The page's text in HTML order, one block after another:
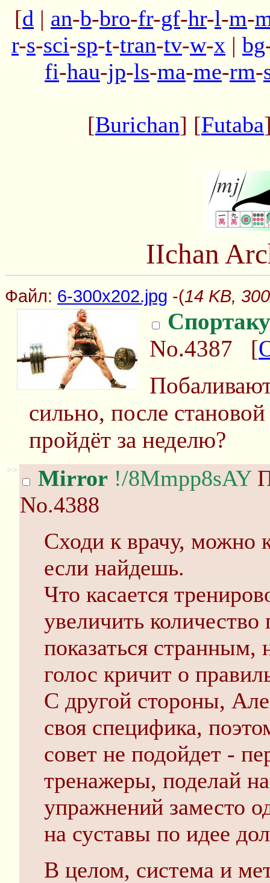
[d | an-b-bro-fr-gf-hr-l-m-
r-s-sci-sp-t-tran-tv-w-x | bg
fi-hau-jp-ls-ma-me-rm-
[Burichan] [Futaba
IIchan
Файл: 6-300x202.jpg -(14 KB,
No.4387 [
сильно, после
пройдёт за неделю?
>> Mirror !/8Mmpp8sAY
No.4388
Сходи к врачу, можно
если найдешь.
Что касается
увеличить
показаться странным,
голос кричит о
С другой стороны,
своя специфика,
совет не подойдет -
тренажеры, поделай
упражнений заместо
на суставы по идее
В целом, система и